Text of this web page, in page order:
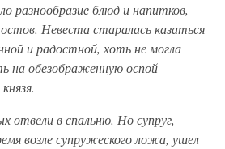
разнообразие блюд и напитков,
Невеста старалась казаться
и радостной, хоть не могла
на обезображенную оспой
отвели в спальню. Но супруг,
возле супружеского ложа, ушел